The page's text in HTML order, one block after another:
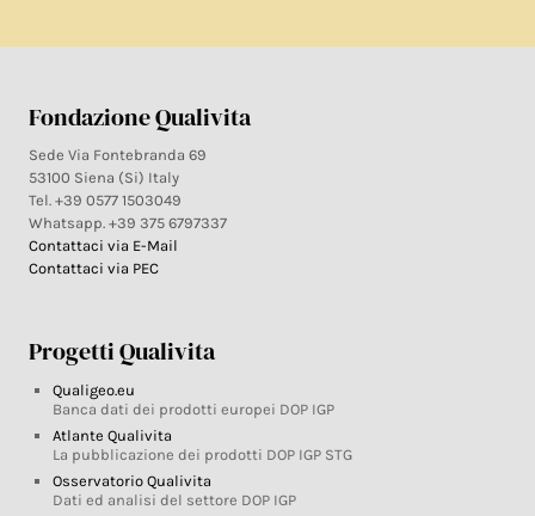
Fondazione Qualivita
Sede Via Fontebranda 69
53100 Siena (Si) Italy
Tel. +39 0577 1503049
Whatsapp. +39 375 6797337
Contattaci via E-Mail
Contattaci via PEC
Progetti Qualivita
Qualigeo.eu
Banca dati dei prodotti europei DOP IGP
Atlante Qualivita
La pubblicazione dei prodotti DOP IGP STG
Osservatorio Qualivita
Dati ed analisi del settore DOP IGP